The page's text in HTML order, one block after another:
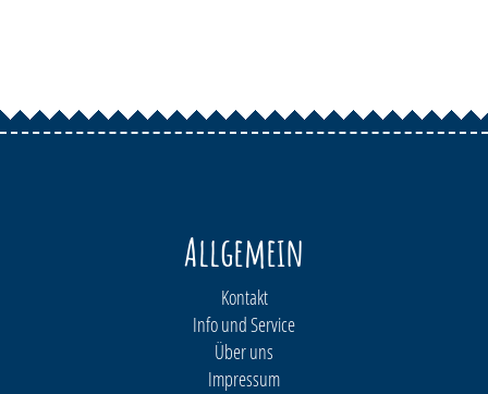
Allgemein
Kontakt
Info und Service
Über uns
Impressum